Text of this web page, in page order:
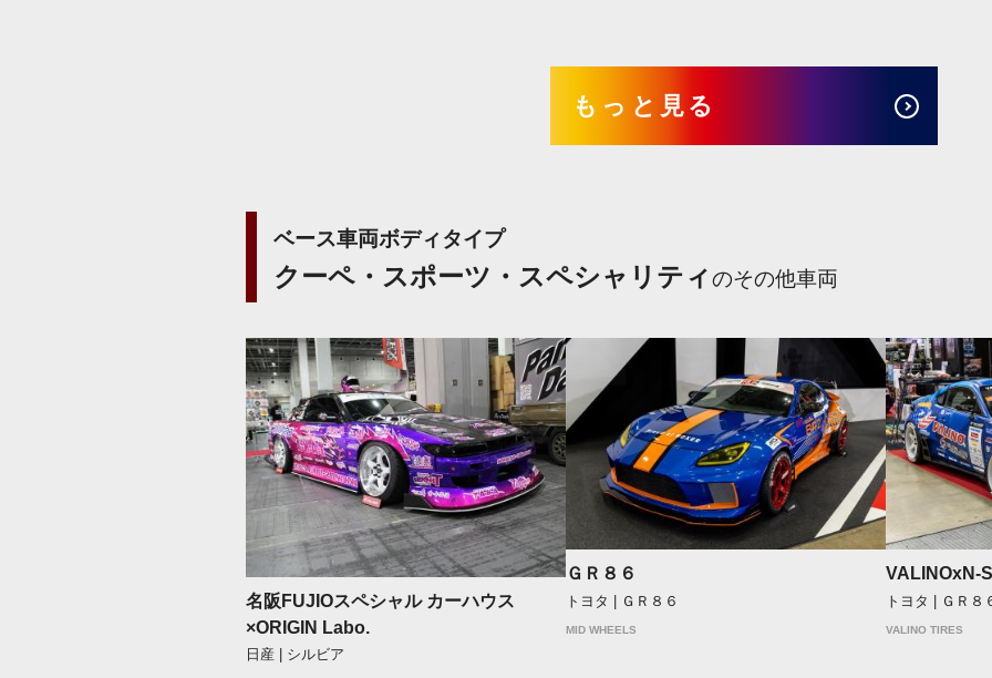
もっと見る
ベース車両ボディタイプ
クーペ・スポーツ・スペシャリティのその他車両
名阪FUJIOスペシャル カーハウス
×ORIGIN Labo.
日産 | シルビア
ＧＲ８６
トヨタ | ＧＲ８６
MID WHEELS
VALINOxN-
トヨタ | ＧＲ８
VALINO TIRES